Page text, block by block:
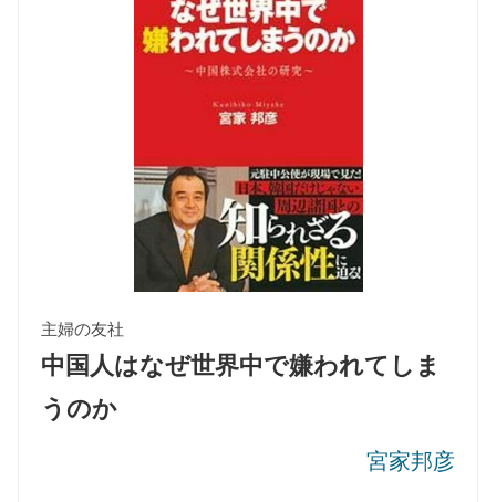
主婦の友社
中国人はなぜ世界中で嫌われてしま
うのか
宮家邦彦